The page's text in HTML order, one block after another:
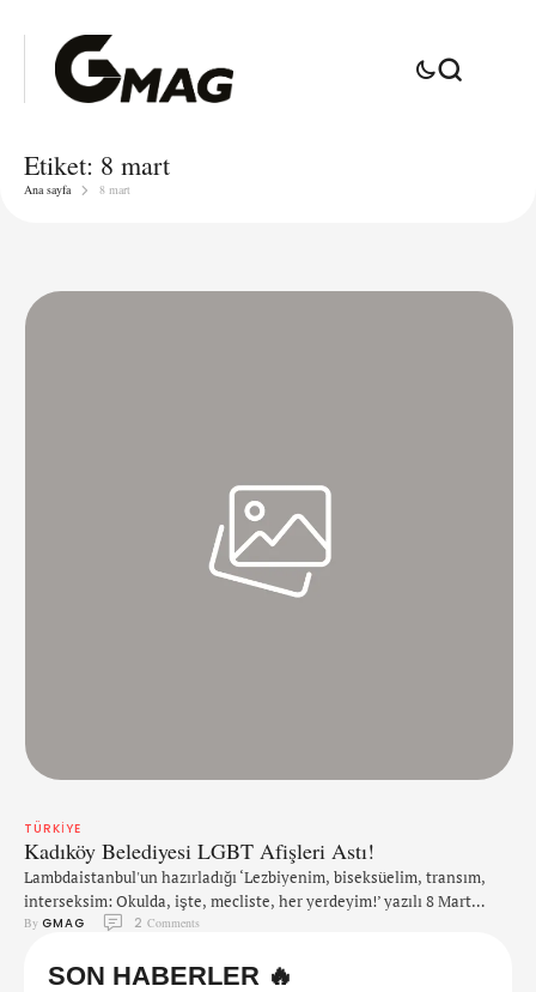
Etiket: 8 mart
Ana sayfa 8 mart
TÜRKIYE
Kadıköy Belediyesi LGBT Afişleri Astı!
Lambdaistanbul'un hazırladığı ‘Lezbiyenim, biseksüelim, transım,
interseksim: Okulda, işte, mecliste, her yerdeyim!’ yazılı 8 Mart
afişleri Kadıköy Belediyesi'nin desteğiyle billboardlarda
Kadıköy Belediyesi'ni ‘toplum ahlakını hiçe saydığı’ gerekçesiyle
By GMAG 2 Comments
SON HABERLER 🔥